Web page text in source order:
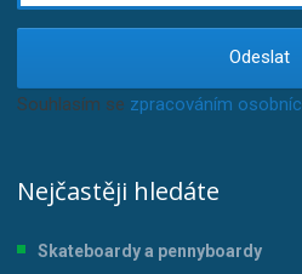
Odeslat
Souhlasím se zpracováním
Nejčastěji hledáte
Skateboardy a pennyboardy